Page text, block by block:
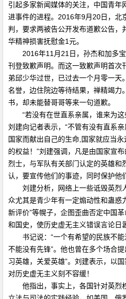
引起多家新闻媒体的关注，中国青年
进事件的进程。2016年9月20日，北
判，要求两被告公开发布道歉公告，
华精神损害抚慰金1元。
2016年11月21日，孙杰和加多宝
刊登致歉声明。而这一致歉声明首次
弟邱少华过世，已过去一个月零一天
名誉，边住院边等待结果，禅精竭力
书，却未能替哥哥等来一句道歉。
“若没有在世直系亲属，谁来为这
刘建向记者表示，“不管有没有直系
国家而献出自己的生命,国家就应当
的权益！”刘建强调，凡是由国家宣
烈士，与军队有关部门认定的英雄和
认，要宣传他们的事迹，同时保护他
刘建分析，网络上一些诋毁英烈
众尤其是青少年有一定煽动性和蛊惑
新评价”等幌子，企图歪曲否定中国
和国史，使历史虚无主义错误言论日
书记说：“一个有希望的民族不能
不能没有先锋”。他也曾在多个场合
习英雄，关爱英雄”。刘建表示，以
对历史虚无主义刻不容缓！
他指出，事实上，各国针对英烈权